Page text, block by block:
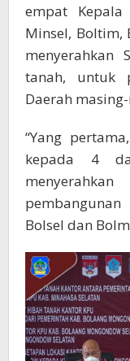
empat
Minsel, Boltim,
menyerahkan
tanah, untuk
Daerah
“Yang
kepada 4
Bolsel dan